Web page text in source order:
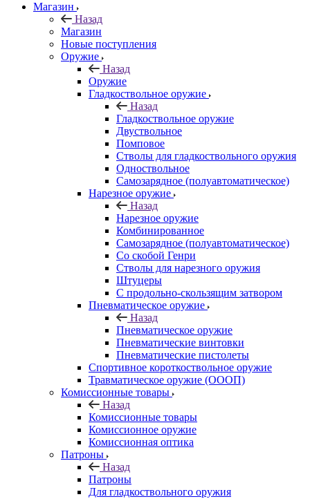
Магазин
Назад
Магазин
Новые поступления
Оружие
Назад
Оружие
Гладкоствольное оружие
Назад
Гладкоствольное оружие
Двуствольное
Помповое
Стволы для гладкоствольного оружия
Одноствольное
Самозарядное (полуавтоматическое)
Нарезное оружие
Назад
Нарезное оружие
Комбинированное
Самозарядное (полуавтоматическое)
Со скобой Генри
Стволы для нарезного оружия
Штуцеры
С продольно-скользящим затвором
Пневматическое оружие
Назад
Пневматическое оружие
Пневматические винтовки
Пневматические пистолеты
Спортивное короткоствольное оружие
Травматическое оружие (ОООП)
Комиссионные товары
Назад
Комиссионные товары
Комиссионное оружие
Комиссионная оптика
Патроны
Назад
Патроны
Для гладкоствольного оружия